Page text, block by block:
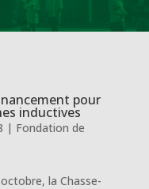
pour
inductives
| Fondation de
la Chasse-